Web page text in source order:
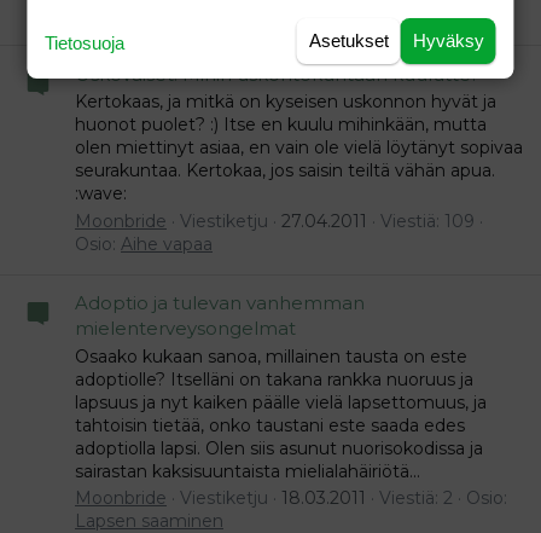
Uskovaiset! Mihin uskontokuntaan kuulutte?
Kertokaas, ja mitkä on kyseisen uskonnon hyvät ja
huonot puolet? :) Itse en kuulu mihinkään, mutta
olen miettinyt asiaa, en vain ole vielä löytänyt sopivaa
seurakuntaa. Kertokaa, jos saisin teiltä vähän apua.
:wave:
Moonbride
Viestiketju 27.04.2011
Viestiä: 109
Osio: Aihe vapaa
Adoptio ja tulevan vanhemman
mielenterveysongelmat
Osaako kukaan sanoa, millainen tausta on este
adoptiolle? Itselläni on takana rankka nuoruus ja
lapsuus ja nyt kaiken päälle vielä lapsettomuus, ja
tahtoisin tietää, onko taustani este saada edes
adoptiolla lapsi. Olen siis asunut nuorisokodissa ja
sairastan kaksisuuntaista mielialahäiriötä...
Moonbride
Viestiketju 18.03.2011 Viestiä: 2
Osio:
Lapsen saaminen
Hyväksy
Asetukset
Tietosuoja